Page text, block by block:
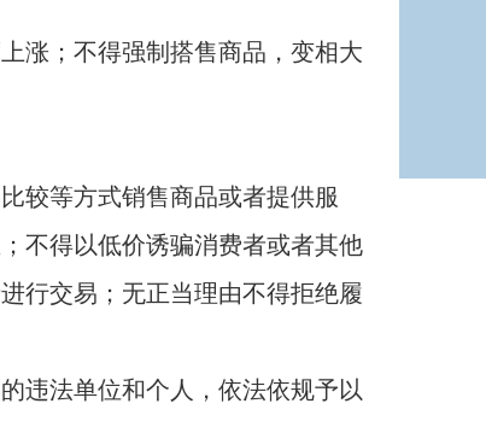
涨；不得强制搭售商品，变相大
较等方式销售商品或者提供服
不得以低价诱骗消费者或者其他
行交易；无正当理由不得拒绝履
违法单位和个人，依法依规予以